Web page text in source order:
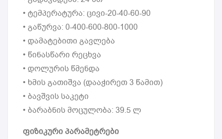
• ტემპერატურა: ცივი-20-40-60-90
• გაწურვა: 0-400-600-800-1000
• დამატებითი გავლება
• წინასწარი რეცხვა
• დოლურის წმენდა
• ხმის გათიშვა (დააჭირეთ 3 წამით)
• ბავშვის საკეტი
• ბარაბნის მოცულობა: 39.5 ლ
ფიზიკური პარამეტრები